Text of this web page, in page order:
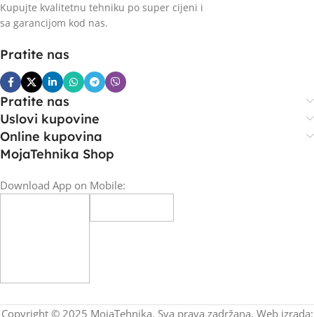
Kupujte kvalitetnu tehniku po super cijeni i
sa garancijom kod nas.
Pratite nas
Pratite nas
Uslovi kupovine
Online kupovina
MojaTehnika Shop
Download App on Mobile:
Copyright © 2025 MojaTehnika. Sva prava zadržana. Web izrada: